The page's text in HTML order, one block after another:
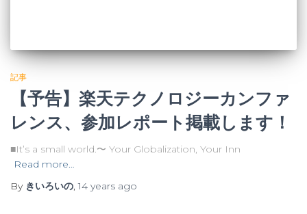
記事
【予告】楽天テクノロジーカンファ
レンス、参加レポート掲載します！
■It’s a small world.〜 Your Globalization, Your Inn
Read more…
By きいろいの,14 years ago